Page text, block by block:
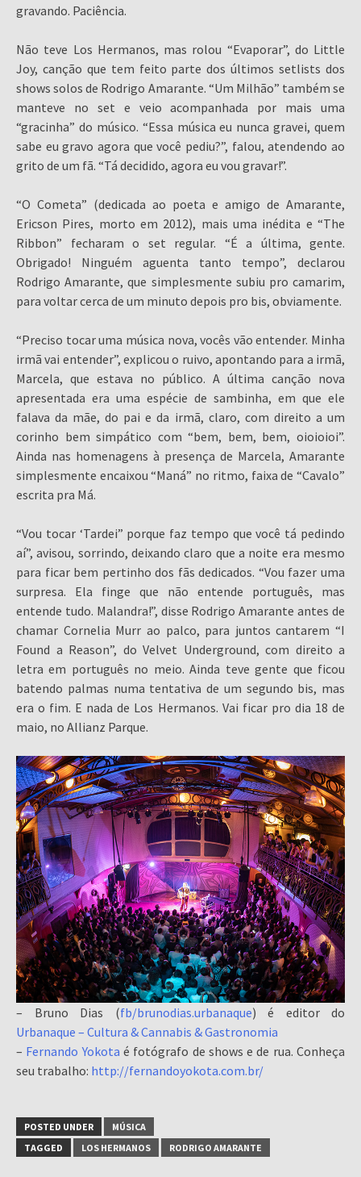
gravando. Paciência.
Não teve Los Hermanos, mas rolou “Evaporar”, do Little
Joy, canção que tem feito parte dos últimos setlists dos
shows solos de Rodrigo Amarante. “Um Milhão” também se
manteve no set e veio acompanhada por mais uma
“gracinha” do músico. “Essa música eu nunca gravei, quem
sabe eu gravo agora que você pediu?”, falou, atendendo ao
grito de um fã. “Tá decidido, agora eu vou gravar!”.
“O Cometa” (dedicada ao poeta e amigo de Amarante,
Ericson Pires, morto em 2012), mais uma inédita e “The
Ribbon” fecharam o set regular. “É a última, gente.
Obrigado! Ninguém aguenta tanto tempo”, declarou
Rodrigo Amarante, que simplesmente subiu pro camarim,
para voltar cerca de um minuto depois pro bis, obviamente.
“Preciso tocar uma música nova, vocês vão entender. Minha
irmã vai entender”, explicou o ruivo, apontando para a irmã,
Marcela, que estava no público. A última canção nova
apresentada era uma espécie de sambinha, em que ele
falava da mãe, do pai e da irmã, claro, com direito a um
corinho bem simpático com “bem, bem, bem, oioioioi”.
Ainda nas homenagens à presença de Marcela, Amarante
simplesmente encaixou “Maná” no ritmo, faixa de “Cavalo”
escrita pra Má.
“Vou tocar ‘Tardei” porque faz tempo que você tá pedindo
aí”, avisou, sorrindo, deixando claro que a noite era mesmo
para ficar bem pertinho dos fãs dedicados. “Vou fazer uma
surpresa. Ela finge que não entende português, mas
entende tudo. Malandra!”, disse Rodrigo Amarante antes de
chamar Cornelia Murr ao palco, para juntos cantarem “I
Found a Reason”, do Velvet Underground, com direito a
letra em português no meio. Ainda teve gente que ficou
batendo palmas numa tentativa de um segundo bis, mas
era o fim. E nada de Los Hermanos. Vai ficar pro dia 18 de
maio, no Allianz Parque.
– Bruno Dias (fb/brunodias.urbanaque) é editor do
Urbanaque – Cultura & Cannabis & Gastronomia
– Fernando Yokota é fotógrafo de shows e de rua. Conheça
seu trabalho: http://fernandoyokota.com.br/
POSTED UNDER
MÚSICA
TAGGED
LOS HERMANOS RODRIGO AMARANTE